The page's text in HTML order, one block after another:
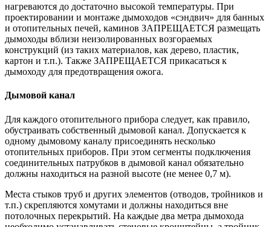
нагреваются до достаточно высокой температуры. При
проектировании и монтаже дымоходов «сэндвич» для банных
и отопительных печей, каминов ЗАПРЕЩАЕТСЯ размещать
дымоходы вблизи неизолированных возгораемых
конструкций (из таких материалов, как дерево, пластик,
картон и т.п.). Также ЗАПРЕЩАЕТСЯ прикасаться к
дымоходу для предотвращения ожога.
Дымовой канал
Для каждого отопительного прибора следует, как правило,
обустраивать собственный дымовой канал. Допускается к
одному дымовому каналу присоединять несколько
отопительных приборов. При этом сегменты подключения
соединительных патрубков в дымовой канал обязательно
должны находиться на разной высоте (не менее 0,7 м).
Места стыков труб и других элементов (отводов, тройников и
т.п.) скрепляются хомутами и должны находиться вне
потолочных перекрытий. На каждые два метра дымохода